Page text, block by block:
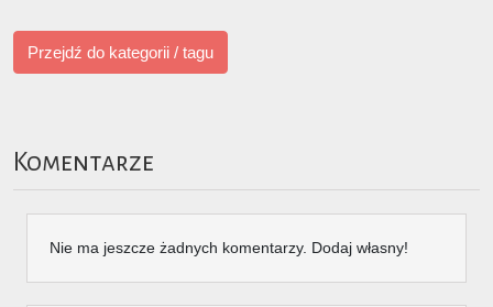
Przejdź do kategorii / tagu
Komentarze
Nie ma jeszcze żadnych komentarzy. Dodaj własny!